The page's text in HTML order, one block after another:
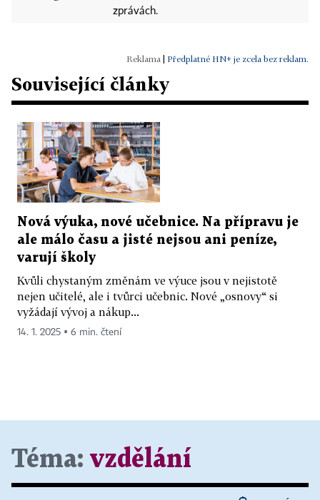
zprávách.
Předplatné HN+ je zcela bez reklam.
Související články
Nová výuka, nové učebnice. Na přípravu je
ale málo času a jisté nejsou ani peníze,
varují školy
Kvůli chystaným změnám ve výuce jsou v nejistotě
nejen učitelé, ale i tvůrci učebnic. Nové „osnovy“ si
vyžádají vývoj a nákup...
14. 1. 2025 ▪ 6 min. čtení
Téma: vzdělání